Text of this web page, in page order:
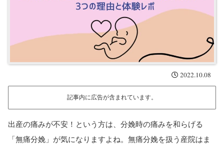
2022.10.08
記事内に広告が含まれています。
出産の痛みが不安！という方は、分娩時の痛みを和らげる
「無痛分娩」が気になりますよね。無痛分娩を扱う産院はま